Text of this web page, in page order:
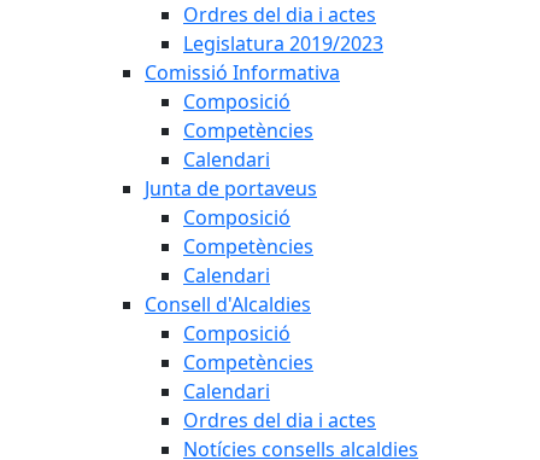
Ordres del dia i actes
Legislatura 2019/2023
Comissió Informativa
Composició
Competències
Calendari
Junta de portaveus
Composició
Competències
Calendari
Consell d'Alcaldies
Composició
Competències
Calendari
Ordres del dia i actes
Notícies consells alcaldies